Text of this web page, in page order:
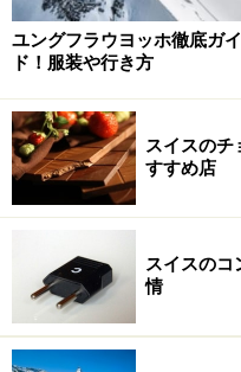
ユングフラウヨッホ徹底ガイ
ド！服装や行き方
スイスのチ
すすめ店
スイスのコ
情